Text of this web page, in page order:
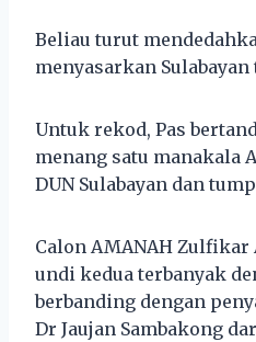
Beliau turut
menyasarkan
Untuk rekod, Pas
menang satu manakala
DUN Sulabayan dan
Calon AMANAH
undi kedua terbanyak
berbanding dengan
Dr Jaujan Sambakong